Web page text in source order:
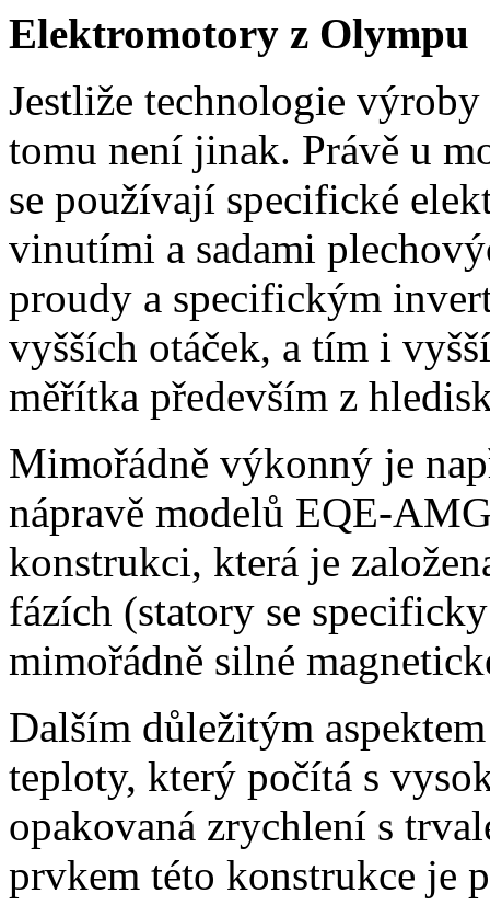
Elektromotory z Olympu
Jestliže technologie
tomu není jinak. Právě u
se používají specifické
vinutími a sadami
proudy a specifickým
vyšších otáček, a tím i
měřítka především z
Mimořádně výkonný je
nápravě modelů EQE-
konstrukci, která je
fázích (statory se
mimořádně silné
Dalším důležitým
teploty, který počítá s
opakovaná zrychlení s
prvkem této konstrukce je